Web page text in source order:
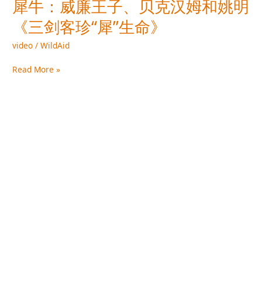
犀牛：威廉王子、贝克汉姆和姚明
《三剑客珍“犀”生命》
video /WildAid
《三
珍
生
Read More »